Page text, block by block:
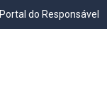
Portal do Responsável